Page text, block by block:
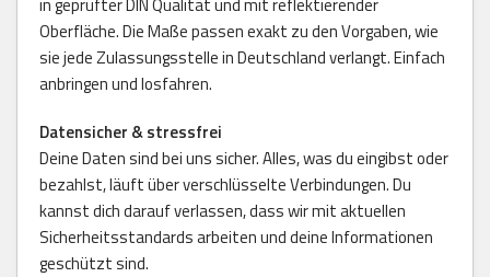
Oberfläche. Die Maße passen exakt zu den Vorgaben, wie
sie jede Zulassungsstelle in Deutschland verlangt. Einfach
anbringen und losfahren.
Datensicher & stressfrei
Deine Daten sind bei uns sicher. Alles, was du eingibst oder
bezahlst, läuft über verschlüsselte Verbindungen. Du
kannst dich darauf verlassen, dass wir mit aktuellen
Sicherheitsstandards arbeiten und deine Informationen
geschützt sind.